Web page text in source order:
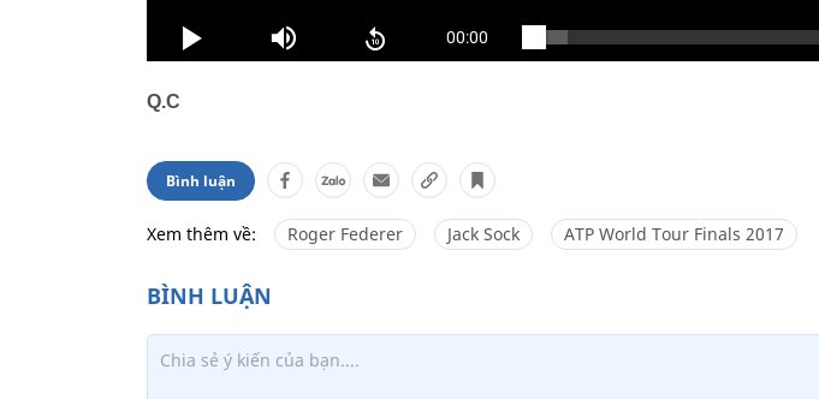
Q.C
Bình luận
Xem thêm về: Roger Federer Jack Sock ATP World Tour Finals 2017